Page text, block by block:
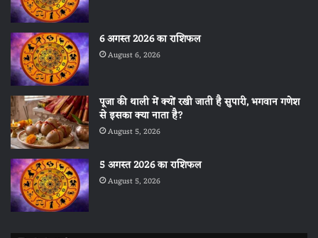
6 अगस्त 2026 का राशिफल
August 6, 2026
पूजा की थाली में क्यों रखी जाती है सुपारी, भगवान गणेश
से इसका क्या नाता है?
August 5, 2026
5 अगस्त 2026 का राशिफल
August 5, 2026